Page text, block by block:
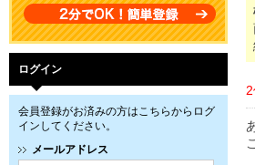
ログイン
会員登録がお済みの方はこちらからログ
インしてください。
メールアドレス